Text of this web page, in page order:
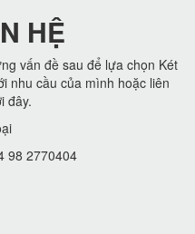
HỆ
vấn đề sau để lựa chọn Két
nhu cầu của mình hoặc liên
đây.
98 2770404